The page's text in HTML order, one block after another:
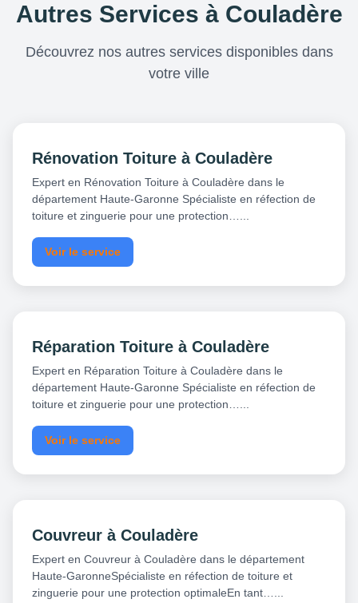
Autres Services à Couladère
Découvrez nos autres services disponibles dans
votre ville
Rénovation Toiture à Couladère
Expert en Rénovation Toiture à Couladère dans le
département Haute-Garonne Spécialiste en réfection de
toiture et zinguerie pour une protection…...
Voir le service
Réparation Toiture à Couladère
Expert en Réparation Toiture à Couladère dans le
département Haute-Garonne Spécialiste en réfection de
toiture et zinguerie pour une protection…...
Voir le service
Couvreur à Couladère
Expert en Couvreur à Couladère dans le département
Haute-GaronneSpécialiste en réfection de toiture et
zinguerie pour une protection optimaleEn tant…...